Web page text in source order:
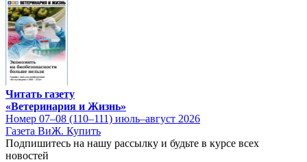
Читать газету
«Ветеринария и Жизнь»
Номер 07–08 (110–111) июль–август 2026
Газета ВиЖ. Купить
Подпишитесь на нашу рассылку и будьте в курсе всех
новостей